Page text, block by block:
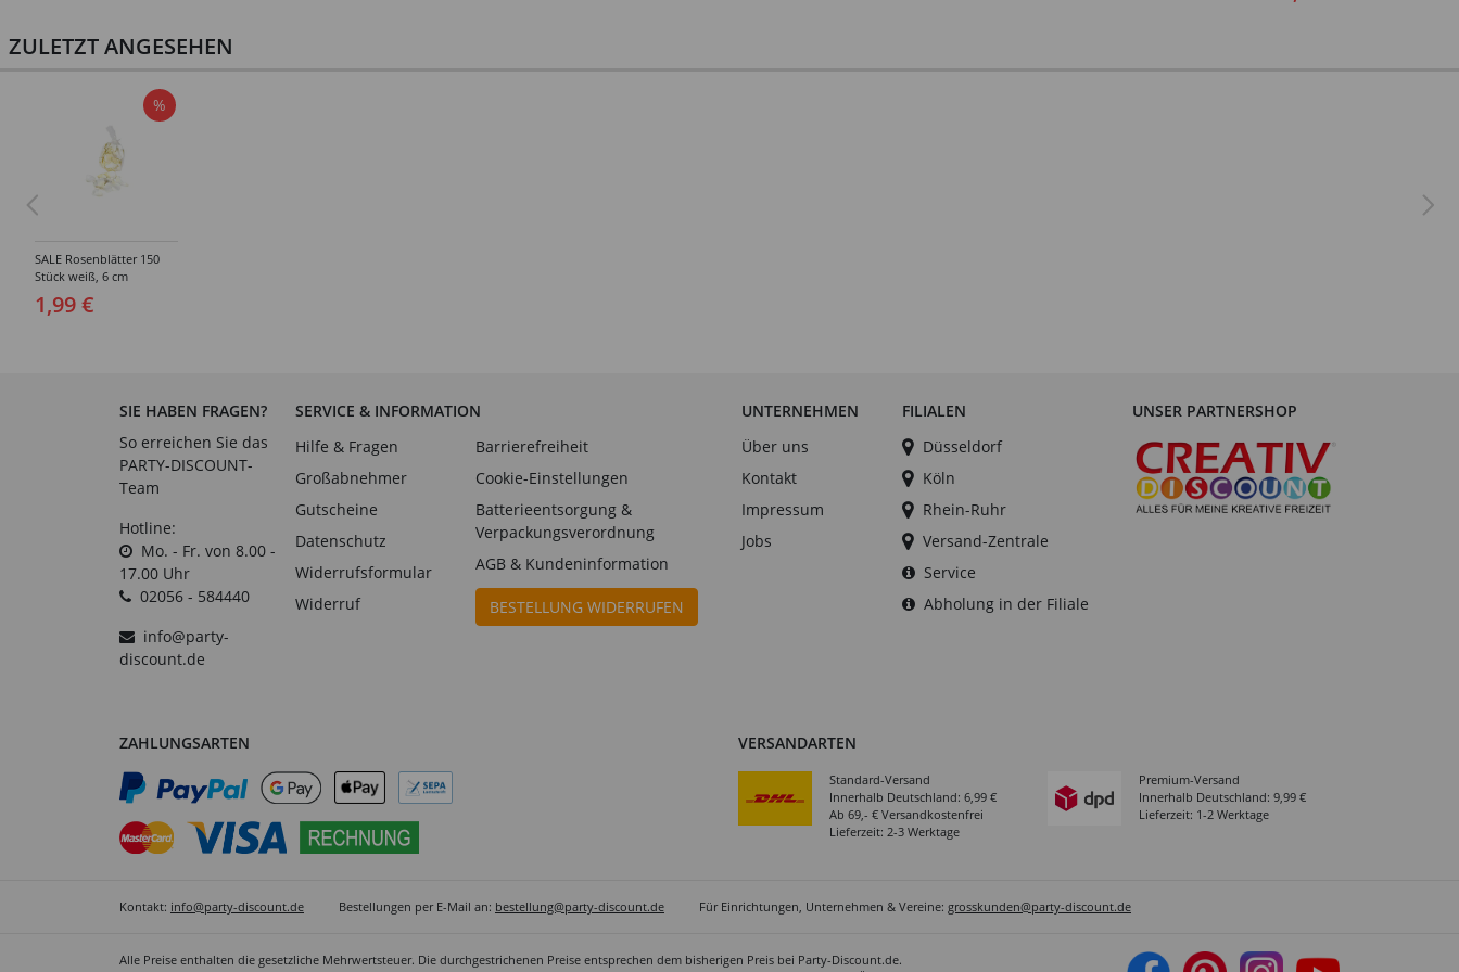
ZULETZT ANGESEHEN
%
SALE Rosenblätter 150
Stück weiß, 6 cm
1,99 €
SIE HABEN FRAGEN?
So erreichen Sie das
PARTY-DISCOUNT-
Team
Hotline:
Mo. - Fr. von 8.00 -
17.00 Uhr
02056 - 584440
info@party-
discount.de
SERVICE & INFORMATION
Hilfe & Fragen
Großabnehmer
Gutscheine
Datenschutz
Widerrufsformular
Widerruf
Barrierefreiheit
Cookie-Einstellungen
Batterieentsorgung &
Verpackungsverordnung
AGB & Kundeninformation
BESTELLUNG WIDERRUFEN
UNTERNEHMEN
Über uns
Kontakt
Impressum
Jobs
FILIALEN
Düsseldorf
Köln
Rhein-Ruhr
Versand-Zentrale
Service
Abholung in der Filiale
UNSER PARTNERSHOP
ZAHLUNGSARTEN VERSANDARTEN
Standard-Versand
Innerhalb Deutschland: 6,99 €
Ab 69,- € Versandkostenfrei
Lieferzeit: 2-3 Werktage
Premium-Versand
Innerhalb Deutschland: 9,99 €
Lieferzeit: 1-2 Werktage
Kontakt: info@party-discount.de Bestellungen per E-Mail an: bestellung@party-discount.de Für Einrichtungen, Unternehmen & Vereine: grosskunden@party-discount.de
Alle Preise enthalten die gesetzliche Mehrwertsteuer. Die durchgestrichenen Preise entsprechen dem bisherigen Preis bei Party-Discount.de.